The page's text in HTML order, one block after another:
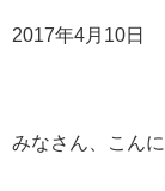
2017年4月10日
みなさん、こん